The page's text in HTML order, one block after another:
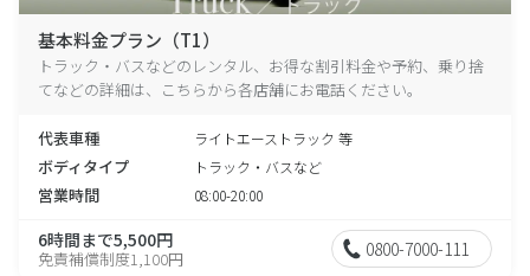
基本料金プラン（T1）
トラック・バスなどのレンタル、お得な割引料金や予約、乗り捨
てなどの詳細は、こちらから各店舗にお電話ください。
代表車種 ライトエーストラック 等
ボディタイプ トラック・バスなど
営業時間 08:00-20:00
6時間まで5,500円
免責補償制度1,100円 0800-7000-111